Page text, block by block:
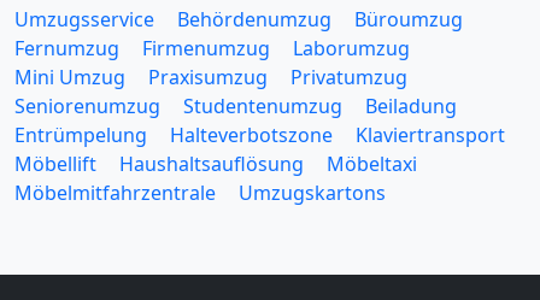
Umzugsservice Behördenumzug
Büroumzug
Fernumzug
Firmenumzug
Laborumzug
Mini Umzug
Praxisumzug
Privatumzug
Seniorenumzug
Studentenumzug
Beiladung
Entrümpelung
Halteverbotszone
Klaviertransport
Möbellift
Haushaltsauflösung
Möbeltaxi
Möbelmitfahrzentrale
Umzugskartons